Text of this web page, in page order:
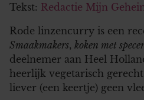
Tekst: Redactie Mijn
Rode linzencurry is een
Smaakmakers, koken met
deelnemer aan Heel
heerlijk vegetarisch
liever (een keertje) geen